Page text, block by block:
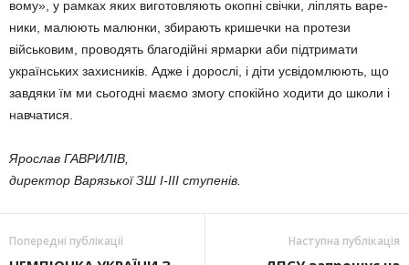
вому», у рамках яких виготовля­ють окопні свічки, ліплять варе­
ники, малюють малюнки, збира­ють кришечки на про­тези
військо­вим, проводять благодійні ярмар­ки аби під­тримати
українських захис­ників. Адже і дорослі, і діти усвідомлюють, що
завдяки їм ми сьогодні маємо змогу спокійно ходити до школи і
навчатися.
Ярослав ГАВРИЛІВ,
директор Варязької ЗШ І-ІІІ ступенів.
Попередні публікації Наступна публікація